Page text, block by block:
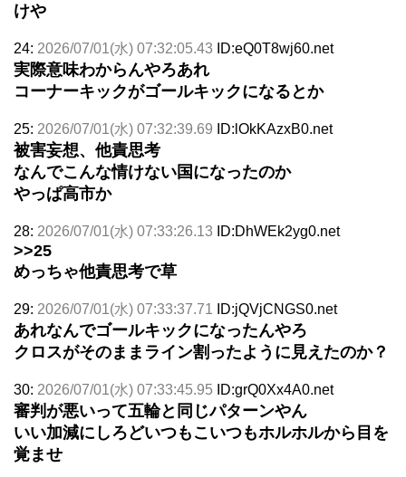
けや
24: 2026/07/01(水) 07:32:05.43 ID:eQ0T8wj60.net
実際意味わからんやろあれ
コーナーキックがゴールキックになるとか
25: 2026/07/01(水) 07:32:39.69 ID:lOkKAzxB0.net
被害妄想、他責思考
なんでこんな情けない国になったのか
やっぱ高市か
28: 2026/07/01(水) 07:33:26.13 ID:DhWEk2yg0.net
>>25
めっちゃ他責思考で草
29: 2026/07/01(水) 07:33:37.71 ID:jQVjCNGS0.net
あれなんでゴールキックになったんやろ
クロスがそのままライン割ったように見えたのか？
30: 2026/07/01(水) 07:33:45.95 ID:grQ0Xx4A0.net
審判が悪いって五輪と同じパターンやん
いい加減にしろどいつもこいつもホルホルから目を
覚ませ